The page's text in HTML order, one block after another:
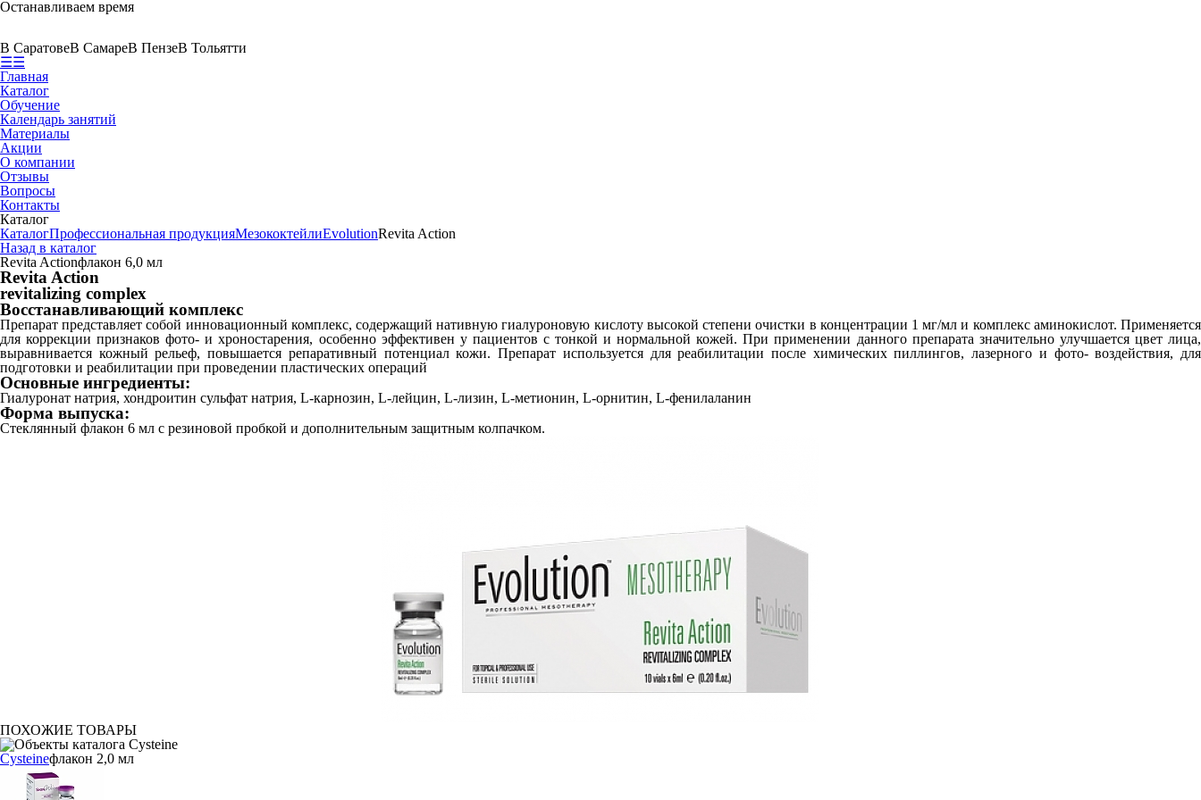
Останавливаем время
В СаратовеВ СамареВ ПензеВ Тольятти
☰☰
Главная
Каталог
Обучение
Календарь занятий
Материалы
Акции
О компании
Отзывы
Вопросы
Контакты
Каталог
КаталогПрофессиональная продукцияМезококтейлиEvolutionRevita Action
Назад в каталог
Revita Actionфлакон 6,0 мл
Revita Action
revitalizing complex
Восстанавливающий комплекс
Препарат представляет собой инновационный комплекс, содержащий нативную гиалуроновую кислоту высокой степени очистки в концентрации 1 мг/мл и комплекс аминокислот. Применяется
для коррекции признаков фото- и хроностарения, особенно эффективен у пациентов с тонкой и нормальной кожей. При применении данного препарата значительно улучшается цвет лица,
выравнивается кожный рельеф, повышается репаративный потенциал кожи. Препарат используется для реабилитации после химических пиллингов, лазерного и фото- воздействия, для
подготовки и реабилитации при проведении пластических операций
Основные ингредиенты:
Гиалуронат натрия, хондроитин сульфат натрия, L-карнозин, L-лейцин, L-лизин, L-метионин, L-орнитин, L-фенилаланин
Форма выпуска:
Стеклянный флакон 6 мл с резиновой пробкой и дополнительным защитным колпачком.
ПОХОЖИЕ ТОВАРЫ
Сysteineфлакон 2,0 мл